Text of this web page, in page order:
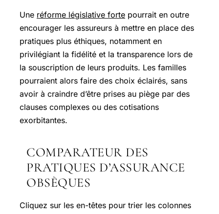
Une réforme législative forte pourrait en outre
encourager les assureurs à mettre en place des
pratiques plus éthiques, notamment en
privilégiant la fidélité et la transparence lors de
la souscription de leurs produits. Les familles
pourraient alors faire des choix éclairés, sans
avoir à craindre d’être prises au piège par des
clauses complexes ou des cotisations
exorbitantes.
COMPARATEUR DES
PRATIQUES D’ASSURANCE
OBSÈQUES
Cliquez sur les en-têtes pour trier les colonnes